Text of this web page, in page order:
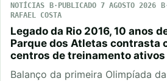
NOTÍCIAS PUBLICADO 7 AGOSTO 2026
RAFAEL COSTA
Legado da Rio 2016, 10 anos
Parque dos Atletas contrasta
centros de treinamento ativos
Balanço da primeira Olimpíada